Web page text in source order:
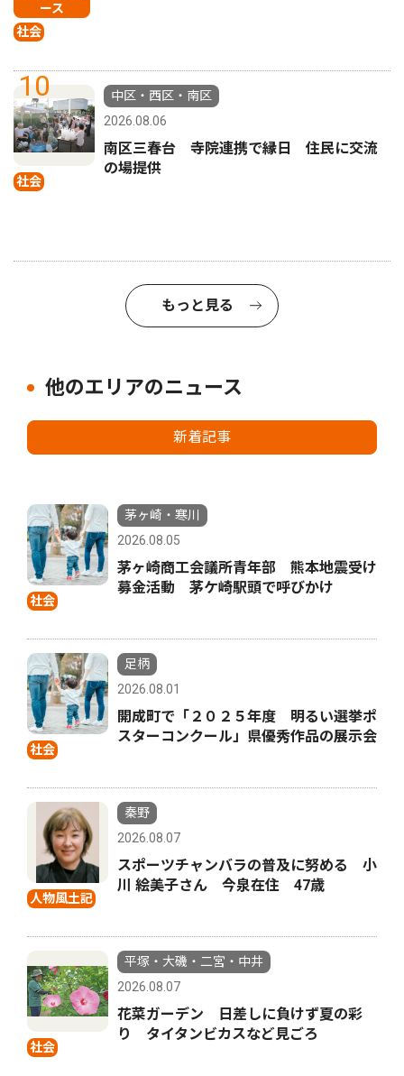
ース
社会
10
社会
中区・西区・南区
2026.08.06
南区三春台 寺院連携で縁日 住民に交流
の場提供
もっと見る
他のエリアのニュース
新着記事
社会
茅ヶ崎・寒川
2026.08.05
茅ヶ崎商工会議所青年部 熊本地震受け
募金活動 茅ケ崎駅頭で呼びかけ
社会
足柄
2026.08.01
開成町で「２０２５年度 明るい選挙ポ
スターコンクール」県優秀作品の展示会
人物風土記
秦野
2026.08.07
スポーツチャンバラの普及に努める 小
川 絵美子さん 今泉在住 47歳
社会
平塚・大磯・二宮・中井
2026.08.07
花菜ガーデン 日差しに負けず夏の彩
り タイタンビカスなど見ごろ